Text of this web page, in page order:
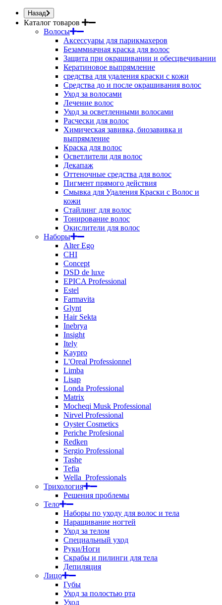
Назад
Каталог товаров
Волосы
Аксессуары для парикмахеров
Безаммиачная краска для волос
Защита при окрашивании и обесцвечивании
Кератиновое выпрямление
средства для удаления краски с кожи
Средства до и после окрашивания волос
Уход за волосами
Лечение волос
Уход за осветленными волосами
Расчески для волос
Химическая завивка, биозавивка и
выпрямление
Краска для волос
Осветлители для волос
Декапаж
Оттеночные средства для волос
Пигмент прямого действия
Смывка для Удаления Краски с Волос и
кожи
Стайлинг для волос
Тонирование волос
Окислители для волос
Наборы
Alter Ego
CHI
Concept
DSD de luxe
EPICA Professional
Estel
Farmavita
Glynt
Hair Sekta
Inebrya
Insight
Itely
Kaypro
L'Oreal Professionnel
Limba
Lisap
Londa Professional
Matrix
Mocheqi Musk Professional
Nirvel Professional
Oyster Cosmetics
Periche Profesional
Redken
Sergio Professional
Tashe
Tefia
Wella_Professionals
Трихология
Решения проблемы
Тело
Наборы по уходу для волос и тела
Наращивание ногтей
Уход за телом
Специальный уход
Руки/Ноги
Скрабы и пилинги для тела
Депиляция
Лицо
Губы
Уход за полостью рта
Уход